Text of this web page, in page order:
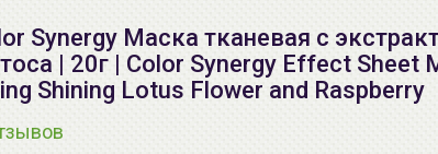
Synergy Маска тканевая с
| 20г | Color Synergy Effect Sheet
Shining Lotus Flower and Raspberry